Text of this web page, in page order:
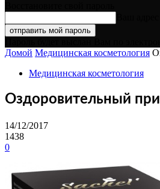
Домой Медицинская косметология
Медицинская косметология
Оздоровительный
14/12/2017
1438
0